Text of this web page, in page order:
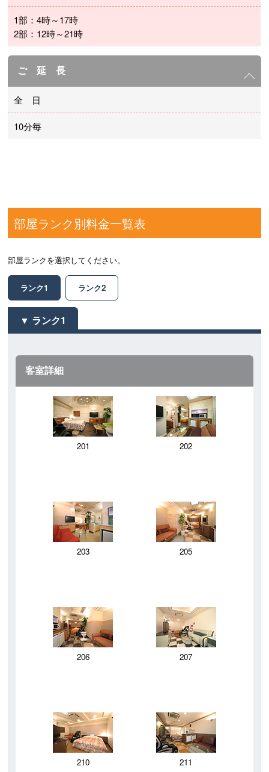
1部：4時～17時
2部：12時～21時
ご 延 長
全 日
10分毎
部屋ランク別料金一覧表
部屋ランクを選択してください。
ランク1 ランク2
ランク1
客室詳細
201 202
203 205
206 207
210 211